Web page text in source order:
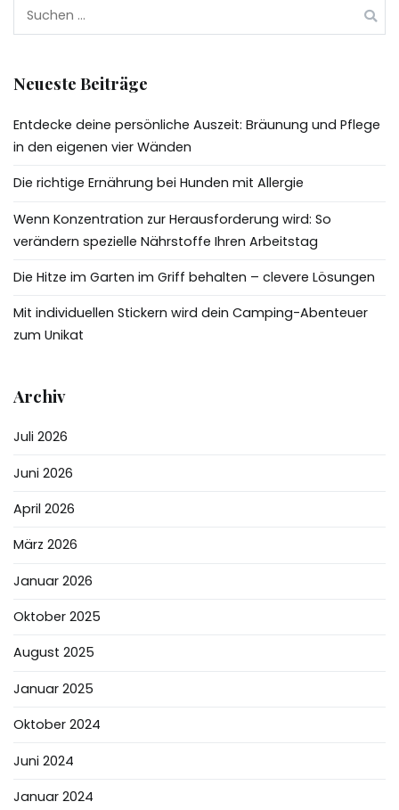
Suchen
Neueste Beiträge
Entdecke deine persönliche Auszeit: Bräunung und Pflege
in den eigenen vier Wänden
Die richtige Ernährung bei Hunden mit Allergie
Wenn Konzentration zur Herausforderung wird: So
verändern spezielle Nährstoffe Ihren Arbeitstag
Die Hitze im Garten im Griff behalten – clevere Lösungen
Mit individuellen Stickern wird dein Camping-Abenteuer
zum Unikat
Archiv
Juli 2026
Juni 2026
April 2026
März 2026
Januar 2026
Oktober 2025
August 2025
Januar 2025
Oktober 2024
Juni 2024
Januar 2024